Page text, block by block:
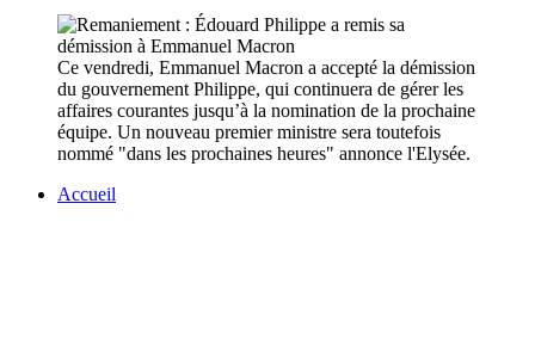
Ce vendredi, Emmanuel Macron a accepté la démission
du gouvernement Philippe, qui continuera de gérer les
affaires courantes jusqu’à la nomination de la prochaine
équipe. Un nouveau premier ministre sera toutefois
nommé "dans les prochaines heures" annonce l'Elysée.
Accueil